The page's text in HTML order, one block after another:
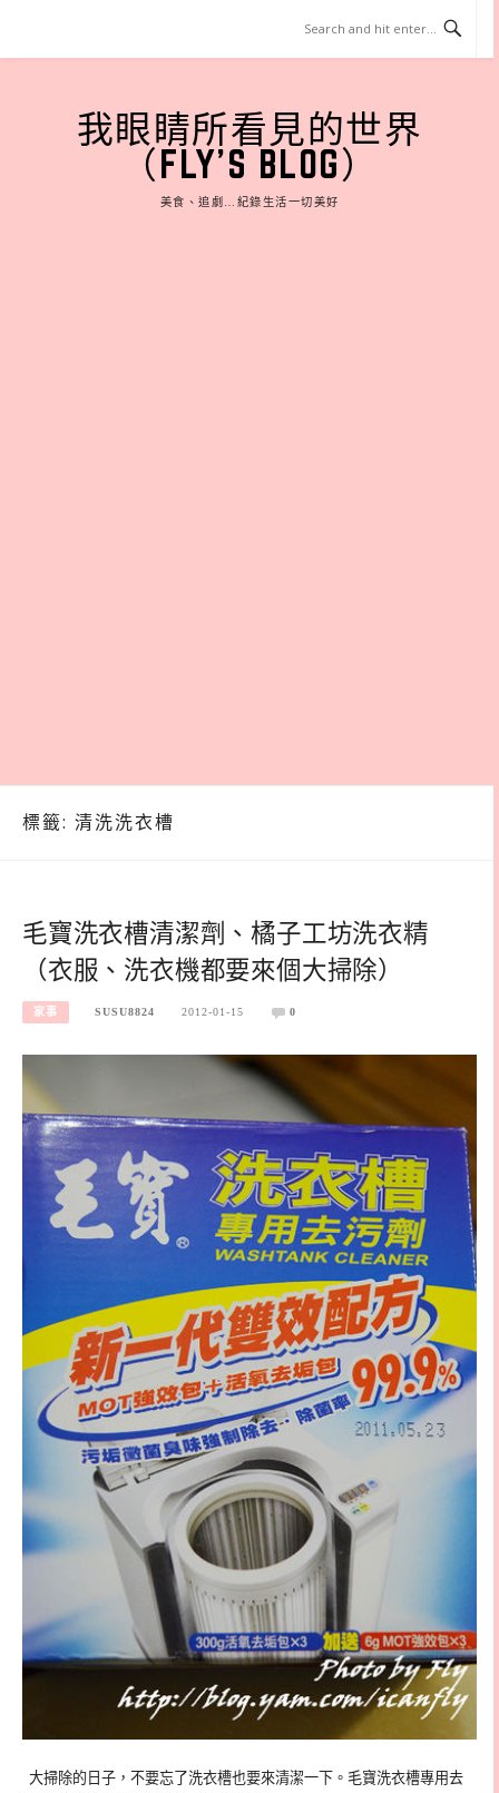
content
我眼睛所看見的世界
（FLY'S BLOG）
美食、追劇…紀錄生活一切美好
標籤: 清洗洗衣槽
毛寶洗衣槽清潔劑、橘子工坊洗衣精
（衣服、洗衣機都要來個大掃除）
家事 SUSU8824 2012-01-15 0
大掃除的日子，不要忘了洗衣槽也要來清潔一下。毛寶洗衣槽專用去